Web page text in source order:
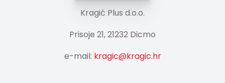
Kragić Plus d.o.o.
Prisoje 21, 21232 Dicmo
e-mail: kragic@kragic.hr